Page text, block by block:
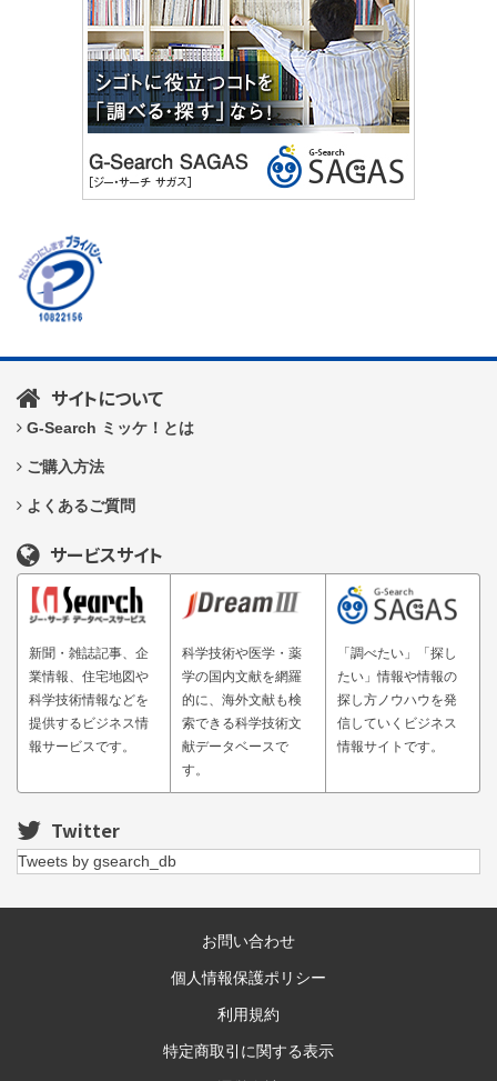
サイトについて
G-Search ミッケ！とは
ご購入方法
よくあるご質問
サービスサイト
新聞・雑誌記事、企
業情報、住宅地図や
科学技術情報などを
提供するビジネス情
報サービスです。
科学技術や医学・薬
学の国内文献を網羅
的に、海外文献も検
索できる科学技術文
献データベースで
す。
「調べたい」「探し
たい」情報や情報の
探し方ノウハウを発
信していくビジネス
情報サイトです。
Twitter
Tweets by gsearch_db
お問い合わせ
個人情報保護ポリシー
利用規約
特定商取引に関する表示